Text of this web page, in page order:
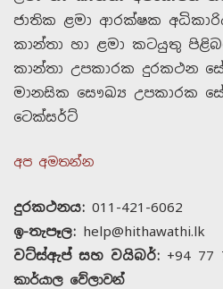
ජාතික ළමා ආරක්ෂක
කාන්තා හා ළමා කටයුතු
කාන්තා උපකාරක දුරකථන
මානසික සෞඛ්‍ය උපකාරක
ටෙක්සර්ට්
අප අමතන්න
දුරකථනය: 011-421-6062
ඉ-තැපෑල: help@hithawathi.lk
වට්ස්ඇප් සහ වයිබර්: +94 77
කාර්යාල වේලාවන්